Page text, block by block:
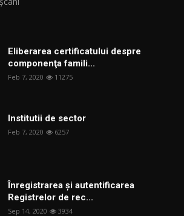
Eliberarea certificatului despre
componenţa famili...
Feb 7, 2020 11275
Institutii de sector
Feb 7, 2020 6257
Înregistrarea și autentificarea
Registrelor de rec...
Sep 14, 2020 3934